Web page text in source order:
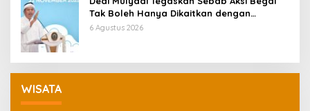
Tak Boleh Hanya Dikaitkan dengan
Ekonomi
6 Agustus 2026
WISATA